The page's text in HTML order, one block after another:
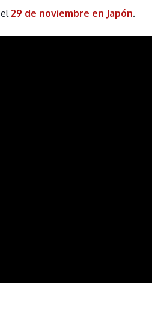
el29 de noviembre en Japón.